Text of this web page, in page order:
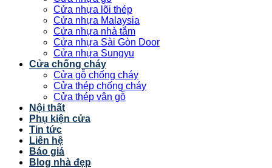
Cửa nhựa lõi thép
Cửa nhựa Malaysia
Cửa nhựa nhà tắm
Cửa nhựa Sài Gòn Door
Cửa nhựa Sungyu
Cửa chống cháy
Cửa gỗ chống cháy
Cửa thép chống cháy
Cửa thép vân gỗ
Nội thất
Phụ kiện cửa
Tin tức
Liên hệ
Báo giá
Blog nhà đẹp